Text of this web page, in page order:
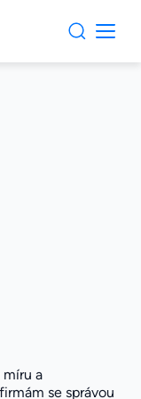
a
se správou